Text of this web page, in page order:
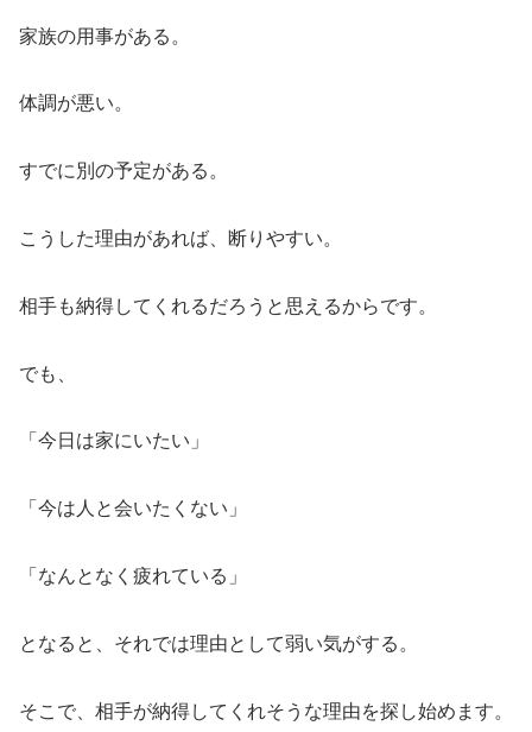
家族の用事がある。
体調が悪い。
すでに別の予定がある。
こうした理由があれば、断りやすい。
相手も納得してくれるだろうと思えるからです。
でも、
「今日は家にいたい」
「今は人と会いたくない」
「なんとなく疲れている」
となると、それでは理由として弱い気がする。
そこで、相手が納得してくれそうな理由を探し始めます。